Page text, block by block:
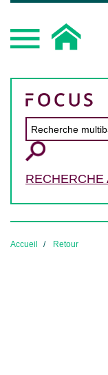
RECHERCHE
Accueil Retour